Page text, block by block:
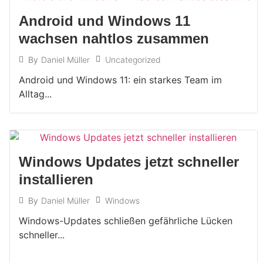
Android und Windows 11
wachsen nahtlos zusammen
By Daniel Müller Uncategorized
Android und Windows 11: ein starkes Team im
Alltag...
Windows Updates jetzt schneller
installieren
By Daniel Müller Windows
Windows-Updates schließen gefährliche Lücken
schneller...